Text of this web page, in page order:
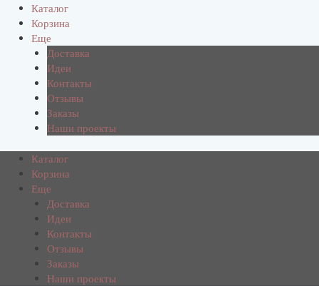
Каталог
Корзина
Еще
Доставка
Идеи
Контакты
Отзывы
Заказы
Наши проекты
Каталог
Корзина
Еще
Доставка
Идеи
Контакты
Отзывы
Заказы
Наши проекты